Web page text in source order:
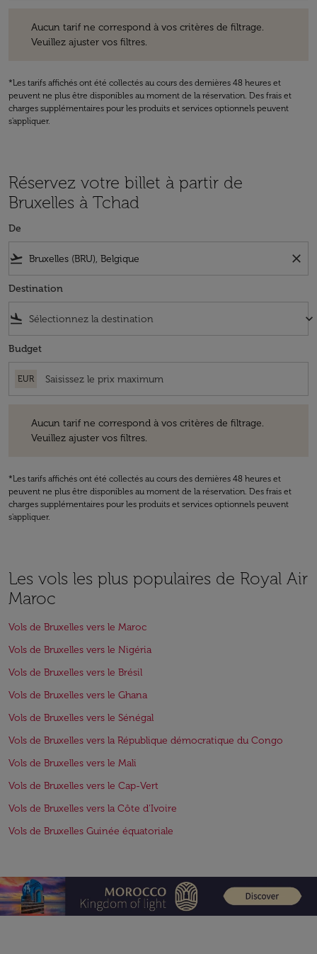
Aucun tarif ne correspond à vos critères de filtrage.
Veuillez ajuster vos filtres.
*Les tarifs affichés ont été collectés au cours des dernières 48 heures et
peuvent ne plus être disponibles au moment de la réservation. Des frais et
charges supplémentaires pour les produits et services optionnels peuvent
s'appliquer.
Réservez votre billet à partir de
Bruxelles à Tchad
De
flight_takeoff close
Destination
flight_land keyboard_arrow_down
Budget
EUR
Aucun tarif ne correspond à vos critères de filtrage.
Veuillez ajuster vos filtres.
*Les tarifs affichés ont été collectés au cours des dernières 48 heures et
peuvent ne plus être disponibles au moment de la réservation. Des frais et
charges supplémentaires pour les produits et services optionnels peuvent
s'appliquer.
Les vols les plus populaires de Royal Air
Maroc
Vols de Bruxelles vers le Maroc
Vols de Bruxelles vers le Nigéria
Vols de Bruxelles vers le Brésil
Vols de Bruxelles vers le Ghana
Vols de Bruxelles vers le Sénégal
Vols de Bruxelles vers la République démocratique du Congo
Vols de Bruxelles vers le Mali
Vols de Bruxelles vers le Cap-Vert
Vols de Bruxelles vers la Côte d'Ivoire
Vols de Bruxelles Guinée équatoriale